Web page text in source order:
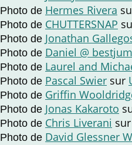
Photo de Hermes Rivera
Photo de CHUTTERSNAP
Photo de Jonathan
Photo de Daniel @
Photo de Laurel and
Photo de Pascal Swier sur
Photo de Griffin
Photo de Jonas Kakaroto
Photo de Chris Liverani sur
Photo de David Glessner